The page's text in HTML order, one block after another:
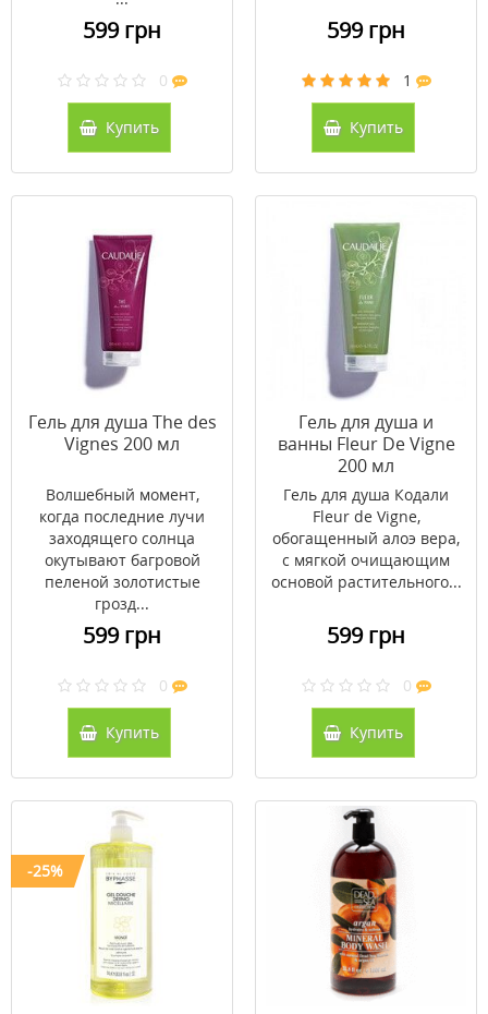
599 грн
0
Купить
599 грн
1
Купить
Гель для душа The des
Vignes 200 мл
Волшебный момент,
когда последние лучи
заходящего солнца
окутывают багровой
пеленой золотистые
грозд...
599 грн
0
Купить
Гель для душа и
ванны Fleur De Vigne
200 мл
Гель для душа Кодали
Fleur de Vigne,
обогащенный алоэ вера,
с мягкой очищающим
основой растительного...
599 грн
0
Купить
-25%